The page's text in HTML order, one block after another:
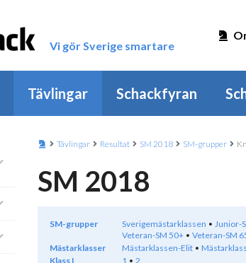
Vi gör Sverige smartare
Tävlingar Schackfyran
Tävlingar Resultat SM 2018 SM-grupper
SM 2018
SM-grupper Sverigemästarklassen Junior-
Veteran-SM 50+
Veteran-SM
Mästarklasser
Mästarklassen-Elit
Klass I
1
2